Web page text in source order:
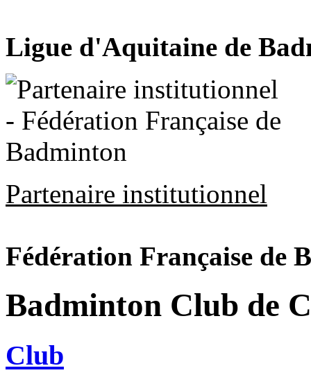
Ligue d'Aquitaine de
Partenaire institutionnel
Fédération Française de
Badminton Club de
Club